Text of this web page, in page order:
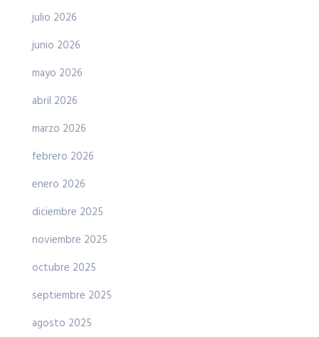
julio 2026
junio 2026
mayo 2026
abril 2026
marzo 2026
febrero 2026
enero 2026
diciembre 2025
noviembre 2025
octubre 2025
septiembre 2025
agosto 2025